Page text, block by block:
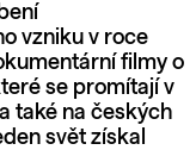
vzniku v roce
filmy o
se promítají v
také na českých
svět získal